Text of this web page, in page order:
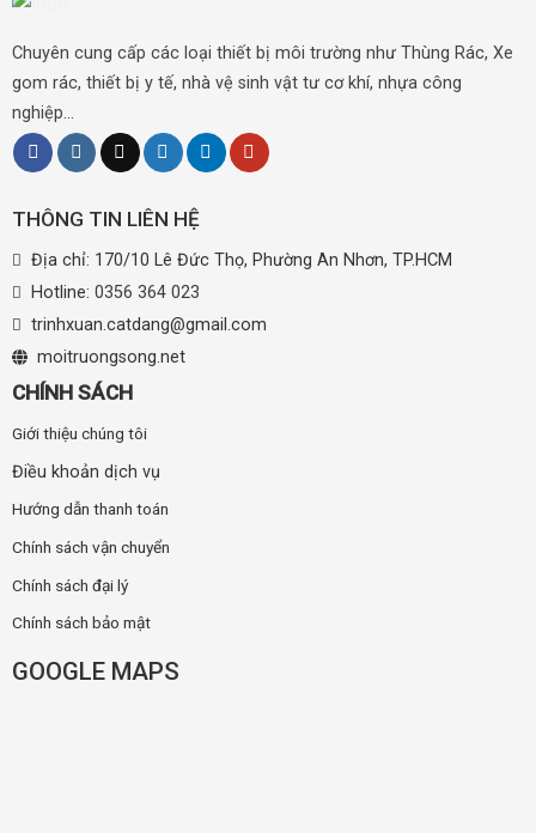
Chuyên cung cấp các loại thiết bị môi trường như Thùng Rác, Xe
gom rác, thiết bị y tế, nhà vệ sinh vật tư cơ khí, nhựa công
nghiệp...
THÔNG TIN LIÊN HỆ
Địa chỉ: 170/10 Lê Đức Thọ, Phường An Nhơn, TP.HCM
Hotline: 0356 364 023
trinhxuan.catdang@gmail.com
moitruongsong.net
CHÍNH SÁCH
Giới thiệu chúng tôi
Điều khoản dịch vụ
Hướng dẫn thanh toán
Chính sách vận chuyển
Chính sách đại lý
Chính sách bảo mật
GOOGLE MAPS